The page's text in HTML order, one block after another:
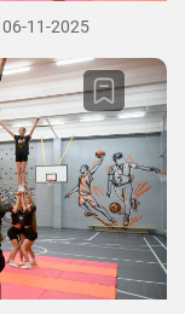
06-11-2025